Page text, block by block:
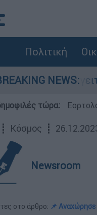
Πολιτική
NEWS:
τη
τώρα:
┋ Κόσμος ┋
Newsroom
στο άρθρο: 📌